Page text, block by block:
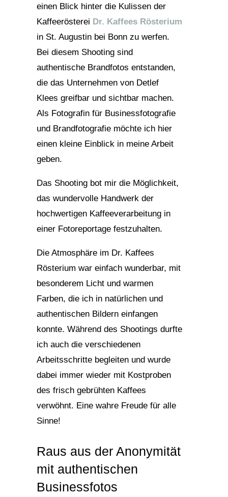
einen Blick hinter die Kulissen der
Kaffeerösterei Dr. Kaffees Rösterium
in St. Augustin bei Bonn zu werfen.
Bei diesem Shooting sind
authentische Brandfotos entstanden,
die das Unternehmen von Detlef
Klees greifbar und sichtbar machen.
Als Fotografin für Businessfotografie
und Brandfotografie möchte ich hier
einen kleine Einblick in meine Arbeit
geben.
Das Shooting bot mir die Möglichkeit,
das wundervolle Handwerk der
hochwertigen Kaffeeverarbeitung in
einer Fotoreportage festzuhalten.
Die Atmosphäre im Dr. Kaffees
Rösterium war einfach wunderbar, mit
besonderem Licht und warmen
Farben, die ich in natürlichen und
authentischen Bildern einfangen
konnte.Während des Shootings durfte
ich auch die verschiedenen
Arbeitsschritte begleiten und wurde
dabei immer wieder mit Kostproben
des frisch gebrühten Kaffees
verwöhnt. Eine wahre Freude für alle
Sinne!
Raus aus der Anonymität
mit authentischen
Businessfotos